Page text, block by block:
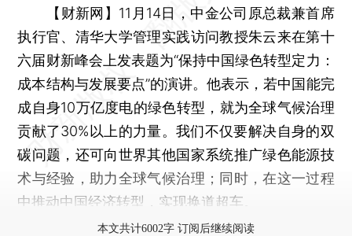
【财新网】 11月14日，中金公司原总裁兼首席
执行官、清华大学管理实践访问教授朱云来在第十
六届财新峰会上发表题为“保持中国绿色转型定力：
成本结构与发展要点”的演讲。他表示，若中国能完
成自身10万亿度电的绿色转型，就为全球气候治理
贡献了30%以上的力量。我们不仅要解决自身的双
碳问题，还可向世界其他国家系统推广绿色能源技
术与经验，助力全球气候治理；同时，在这一过程
中推动中国经济转型，实现换道超车。
本文共计6002字 订阅后继续阅读